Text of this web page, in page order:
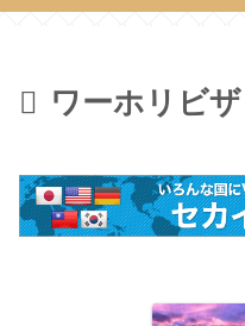
ワーホリビザ